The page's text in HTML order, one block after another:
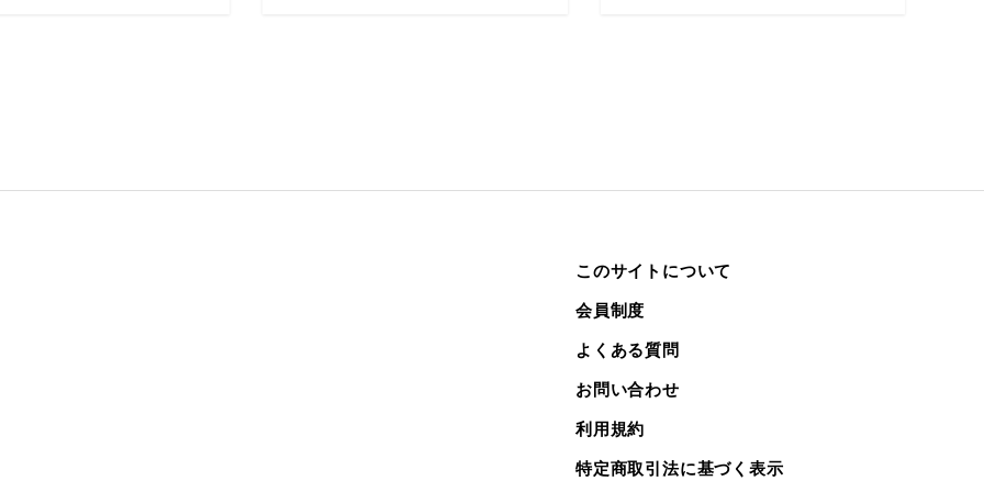
このサイトについて
会員制度
よくある質問
お問い合わせ
利用規約
特定商取引法に基づく表示